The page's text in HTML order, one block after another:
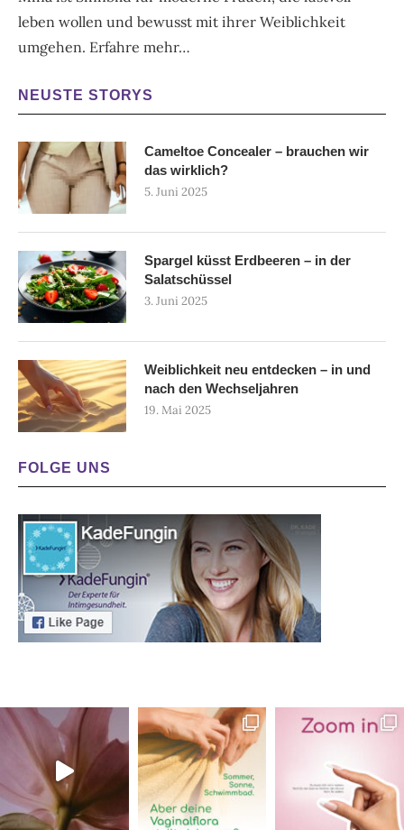
leben wollen und bewusst mit ihrer Weiblichkeit
umgehen. Erfahre mehr…
NEUSTE STORYS
Cameltoe Concealer – brauchen wir
das wirklich?
5. Juni 2025
Spargel küsst Erdbeeren – in der
Salatschüssel
3. Juni 2025
Weiblichkeit neu entdecken – in und
nach den Wechseljahren
19. Mai 2025
FOLGE UNS